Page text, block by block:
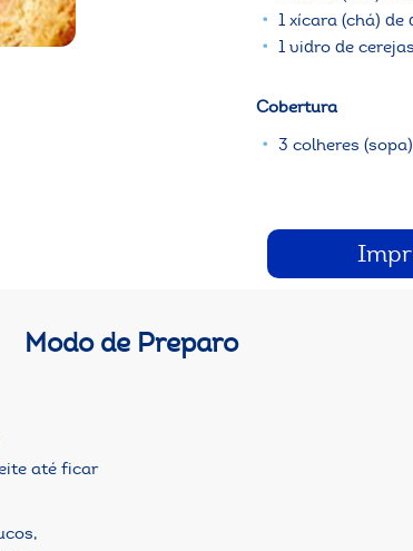
1 xícara (chá)
1 vidro de
Cobertura
3 colheres
Modo de Preparo
até ficar